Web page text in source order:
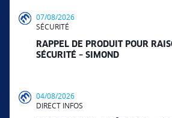
07/08/2026
SÉCURITÉ
RAPPEL DE PRODUIT POUR
SÉCURITÉ – SIMOND
04/08/2026
DIRECT INFOS